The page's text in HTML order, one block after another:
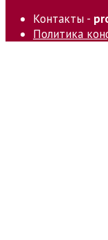
Контакты -
Политика